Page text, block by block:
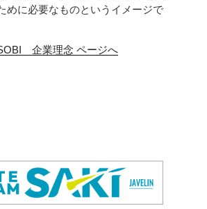
めに必要なものというイメージで
企業理念 ページへ